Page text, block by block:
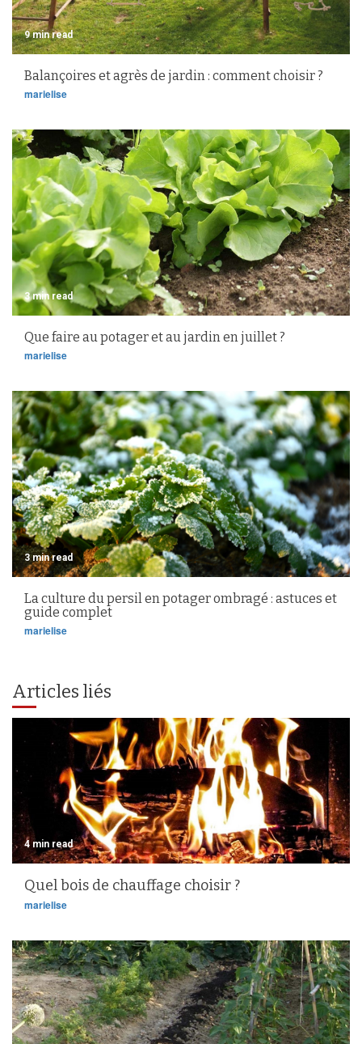
9 min read
Balançoires et agrès de jardin : comment choisir ?
marielise
3 min read
Que faire au potager et au jardin en juillet ?
marielise
3 min read
La culture du persil en potager ombragé : astuces et
guide complet
marielise
Articles liés
4 min read
Quel bois de chauffage choisir ?
marielise